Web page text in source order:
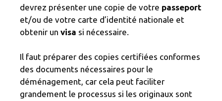
devrez présenter une copie de votre passeport
et/ou de votre carte d’identité nationale et
obtenir un visa si nécessaire.
Il faut préparer des copies certifiées conformes
des documents nécessaires pour le
déménagement, car cela peut faciliter
grandement le processus si les originaux sont